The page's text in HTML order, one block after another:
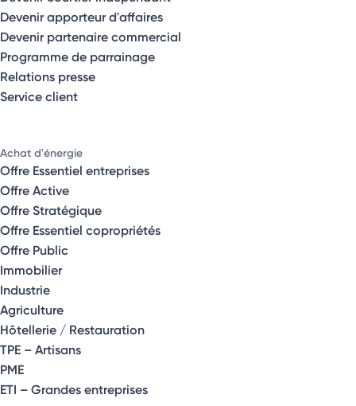
Devenir apporteur d'affaires
Devenir partenaire commercial
Programme de parrainage
Relations presse
Service client
Achat d'énergie
Offre Essentiel entreprises
Offre Active
Offre Stratégique
Offre Essentiel copropriétés
Offre Public
Immobilier
Industrie
Agriculture
Hôtellerie / Restauration
TPE – Artisans
PME
ETI – Grandes entreprises